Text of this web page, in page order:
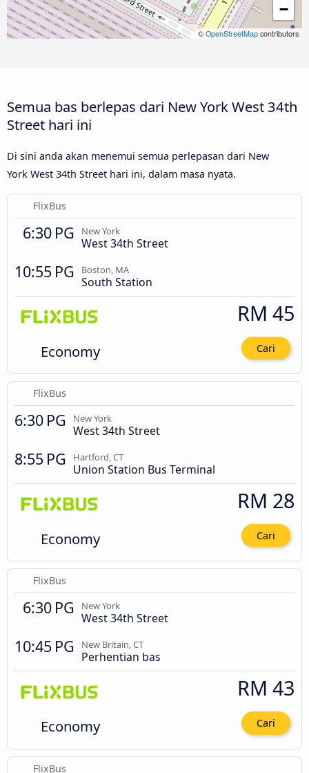
−
© OpenStreetMap contributors
Semua bas berlepas dari New York West 34th
Street hari ini
Di sini anda akan menemui semua perlepasan dari New
York West 34th Street hari ini, dalam masa nyata.
FlixBus
6:30 PG New York
West 34th Street
10:55 PG Boston, MA
South Station
Economy
RM 45
Cari
FlixBus
6:30 PG New York
West 34th Street
8:55 PG Hartford, CT
Union Station Bus Terminal
Economy
RM 28
Cari
FlixBus
6:30 PG New York
West 34th Street
10:45 PG New Britain, CT
Perhentian bas
Economy
RM 43
Cari
FlixBus